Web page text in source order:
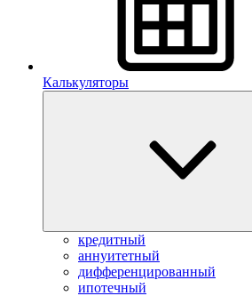
Калькуляторы
кредитный
аннуитетный
дифференцированный
ипотечный